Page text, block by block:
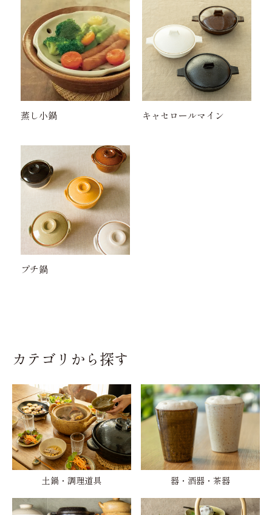
蒸し小鍋 キャセロールマイン
プチ鍋
カテゴリから探す
土鍋・調理道具 器・酒器・茶器